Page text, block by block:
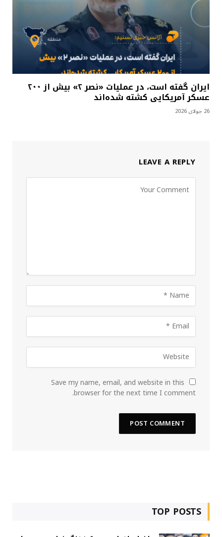
ایران گفته است، در عملیات «نصر ۲» بیش از ۲۰۰
عسکر آمریکایی کشته شده‌اند
26 جولای 2026
LEAVE A REPLY
Save my name, email, and website in this
browser for the next time I comment.
TOP POSTS